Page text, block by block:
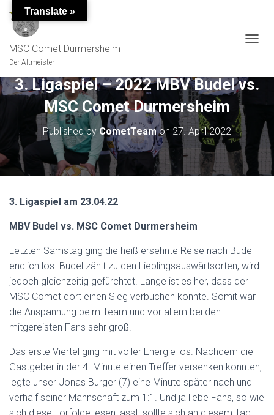
MSC Comet Durmersheim
Der Altmeister
3. Ligaspiel – 2022 MBV Budel vs.
MSC Comet Durmersheim
Published by CometTeamon 27. April 2022
3. Ligaspiel am 23.04.22
MBV Budel vs. MSC Comet Durmersheim
Letzten Samstag ging die heiß ersehnte Reise nach Budel
endlich los. Budel zählt zu den Lieblingsauswärtsorten, wird
jedoch gleichzeitig gefürchtet. Lange ist es her, dass der
MSC Comet dort einen Sieg verbuchen konnte. Somit war
die Anspannung beim Team und vor allem bei den
mitgereisten Fans sehr groß.
Das erste Viertel ging mit voller Energie los. Nachdem die
Gastgeber in der 4. Minute einen Treffer versenken konnten,
legte unser Jonas Burger (7) eine Minute später nach und
verhalf seiner Mannschaft zum 1:1. Und ja liebe Fans, so wie
Translate »